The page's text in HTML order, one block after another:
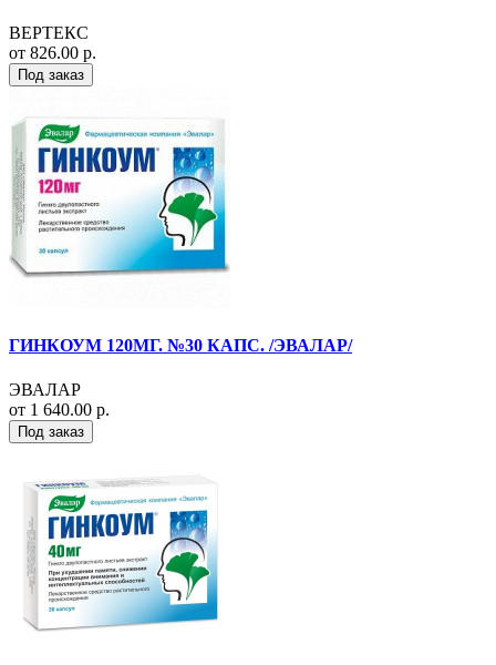
ВЕРТЕКС
от 826.00 р.
Под заказ
ГИНКОУМ 120МГ. №30 КАПС. /ЭВАЛАР/
ЭВАЛАР
от 1 640.00 р.
Под заказ